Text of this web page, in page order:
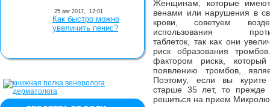
Женщинам, которые
венами или нарушения в
крови, советуем
использования
таблеток, так как они
риск образования
фактором риска, который
появлению тромбов,
Поэтому, если вы
старше 35 лет, то прежде
решиться на прием
25 авг 2017, 12:01
Как быстро можно
увеличить пенис?